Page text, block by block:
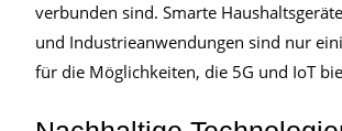
verbunden sind. Smarte
und Industrieanwendungen sind nur
für die Möglichkeiten, die 5G und IoT